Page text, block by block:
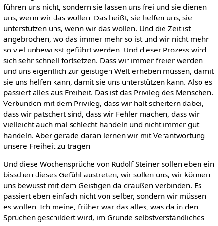
führen uns nicht, sondern sie lassen uns frei und sie dienen
uns, wenn wir das wollen. Das heißt, sie helfen uns, sie
unterstützen uns, wenn wir das wollen. Und die Zeit ist
angebrochen, wo das immer mehr so ist und wir nicht mehr
so viel unbewusst geführt werden. Und dieser Prozess wird
sich sehr schnell fortsetzen. Dass wir immer freier werden
und uns eigentlich zur geistigen Welt erheben müssen, damit
sie uns helfen kann, damit sie uns unterstützen kann. Also es
passiert alles aus Freiheit. Das ist das Privileg des Menschen.
Verbunden mit dem Privileg, dass wir halt scheitern dabei,
dass wir patschert sind, dass wir Fehler machen, dass wir
vielleicht auch mal schlecht handeln und nicht immer gut
handeln. Aber gerade daran lernen wir mit Verantwortung
unsere Freiheit zu tragen.
Und diese Wochensprüche von Rudolf Steiner sollen eben ein
bisschen dieses Gefühl austreten, wir sollen uns, wir können
uns bewusst mit dem Geistigen da draußen verbinden. Es
passiert eben einfach nicht von selber, sondern wir müssen
es wollen. Ich meine, früher war das alles, was da in den
Sprüchen geschildert wird, im Grunde selbstverständliches